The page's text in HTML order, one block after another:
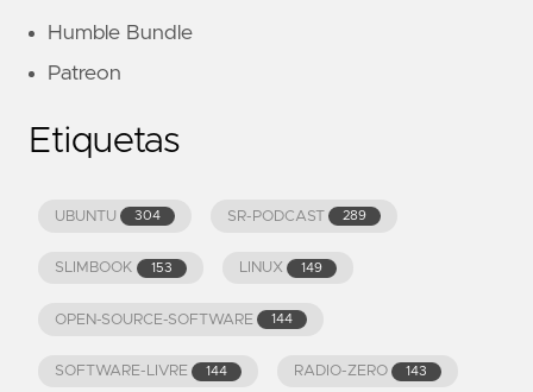
Humble Bundle
Patreon
Etiquetas
UBUNTU 304 SR-PODCAST 289
SLIMBOOK 153 LINUX 149
OPEN-SOURCE-SOFTWARE 144
SOFTWARE-LIVRE 144 RADIO-ZERO 143